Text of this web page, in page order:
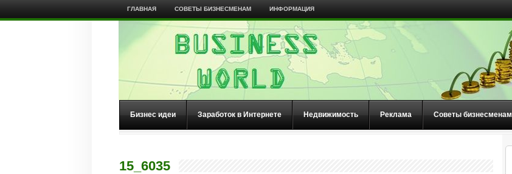
ГЛАВНАЯ СОВЕТЫ БИЗНЕСМЕНАМ ИНФОРМАЦИЯ
Бизнес идеи Заработок в Интернете Недвижимость Реклама Советы бизнесменам
15_6035